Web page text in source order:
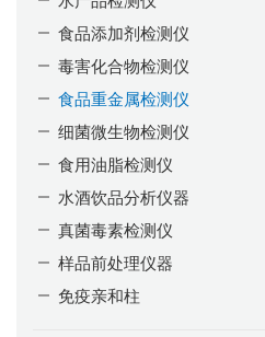
食品添加剂检测仪
毒害化合物检测仪
食品重金属检测仪
细菌微生物检测仪
食用油脂检测仪
水酒饮品分析仪器
真菌毒素检测仪
样品前处理仪器
免疫亲和柱